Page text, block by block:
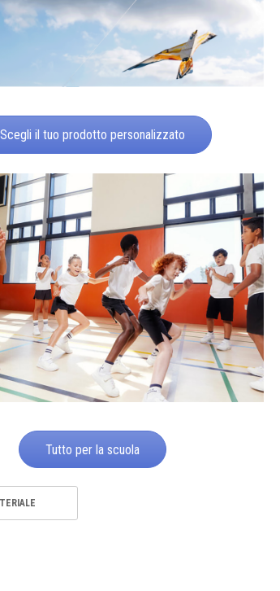
Scegli il tuo prodotto personalizzato
Tutto per la scuola